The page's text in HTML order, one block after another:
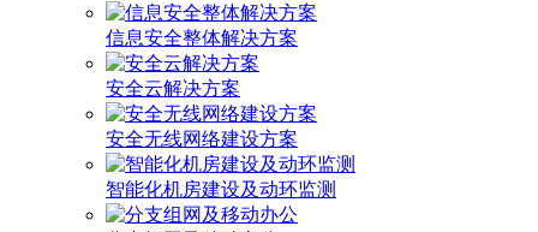
信息安全整体解决方案
安全云解决方案
安全无线网络建设方案
智能化机房建设及动环监测